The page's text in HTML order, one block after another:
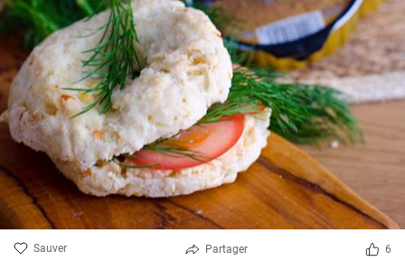
Sauver Partager 6